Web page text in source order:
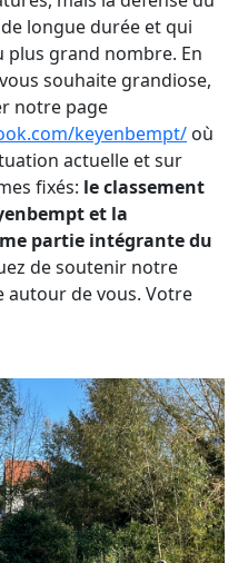
longue durée et qui
plus grand nombre. En
souhaite grandiose,
notre page
keyenbempt/ où
actuelle et sur
fixés: le classement
et la
partie intégrante du
de soutenir notre
autour de vous. Votre